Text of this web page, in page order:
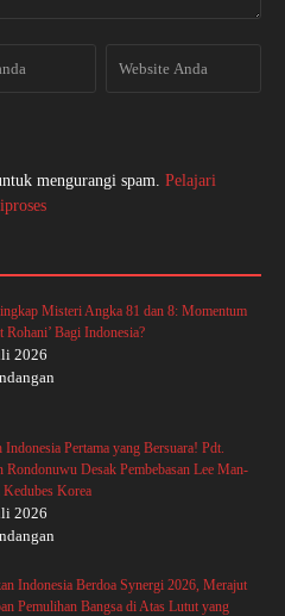
mengurangi spam. Pelajari
Misteri Angka 81 dan 8: Momentum
Rohani’ Bagi Indonesia?
2026
Indonesia Pertama yang Bersuara! Pdt.
Rondonuwu Desak Pembebasan Lee Man-
Kedubes Korea
2026
Indonesia Berdoa Synergi 2026, Merajut
Pemulihan Bangsa di Atas Lutut yang